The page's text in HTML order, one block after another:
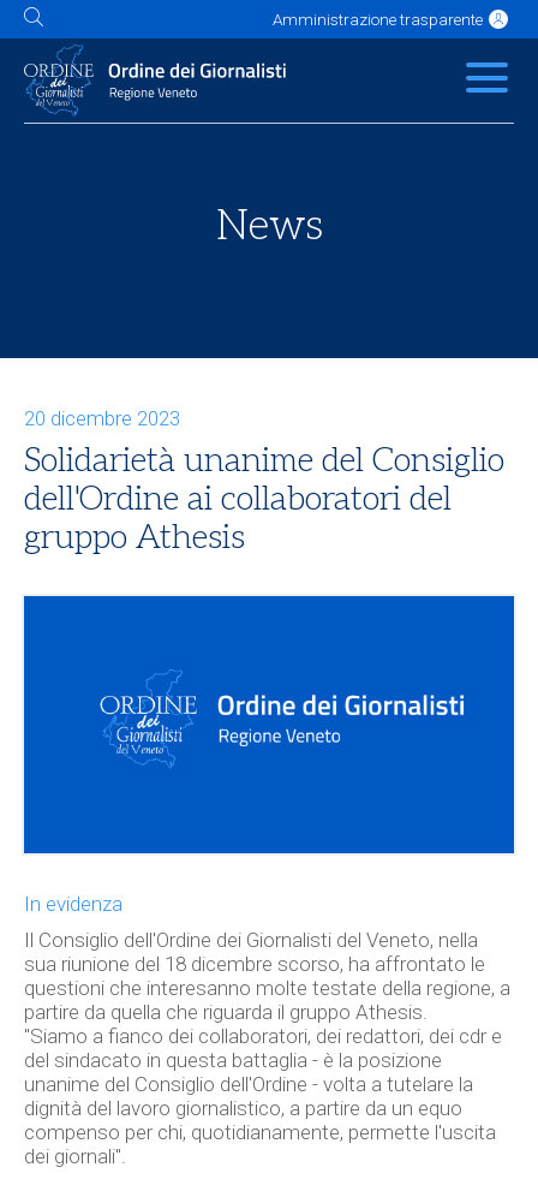
Amministrazione trasparente
L'Ordine News Servizi Albo
Contatti Link utili
News
20 dicembre 2023
Solidarietà unanime del Consiglio
dell'Ordine ai collaboratori del
gruppo Athesis
In evidenza
Il Consiglio dell'Ordine dei Giornalisti del Veneto, nella
sua riunione del 18 dicembre scorso, ha affrontato le
questioni che interesanno molte testate della regione, a
partire da quella che riguarda il gruppo Athesis.
"Siamo a fianco dei collaboratori, dei redattori, dei cdr e
del sindacato in questa battaglia - è la posizione
unanime del Consiglio dell'Ordine - volta a tutelare la
dignità del lavoro giornalistico, a partire da un equo
compenso per chi, quotidianamente, permette l'uscita
dei giornali".